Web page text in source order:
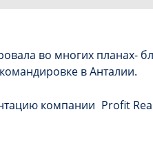
во многих планах-
в Анталии.
компании Profit